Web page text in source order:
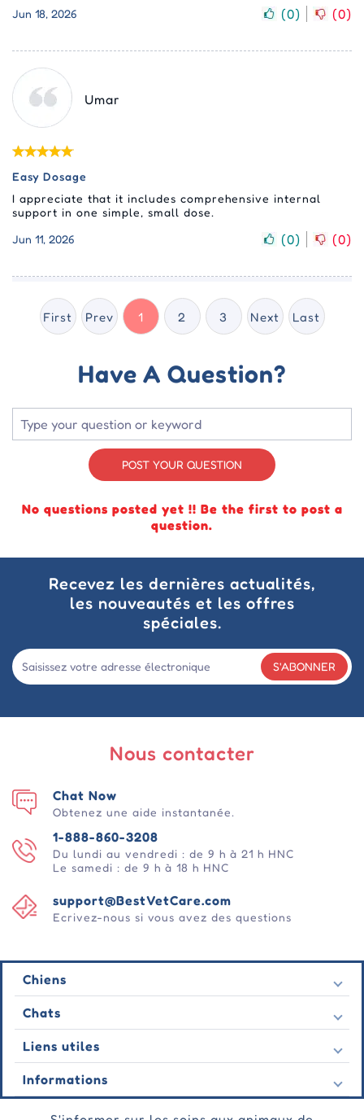
Jun 18, 2026
(0) (0)
Umar
Easy Dosage
I appreciate that it includes comprehensive internal
support in one simple, small dose.
Jun 11, 2026
(0) (0)
First Prev 1 2 3 Next Last
Have A Question?
POST YOUR QUESTION
No questions posted yet !! Be the first to post a
question.
Recevez les dernières actualités,
les nouveautés et les offres
spéciales.
S'ABONNER
Nous contacter
1-888-860-3208
Du lundi au vendredi : de 9 h à 21 h HNC
Le samedi : de 9 h à 18 h HNC
support@BestVetCare.com
Ecrivez-nous si vous avez des questions
Chat Now
Obtenez une aide instantanée.
Chiens
Puces et tiques
Vermifuges
Vers
Comportementale
Soins des plaies
Chats
Puces et tiques
Vermifuges
Vers
Comportementale
Liens utiles
Nous contacter
Dernières offres
Témoignage
Informations